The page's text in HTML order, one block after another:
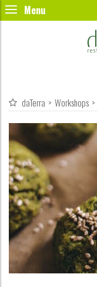
daTerra > Workshops >